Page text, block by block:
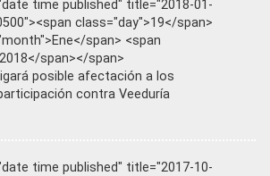
time published" title="2018-01-
class="day">19</span>
span> <span
span></span>
posible afectación a los
contra Veeduría
time published" title="2017-10-